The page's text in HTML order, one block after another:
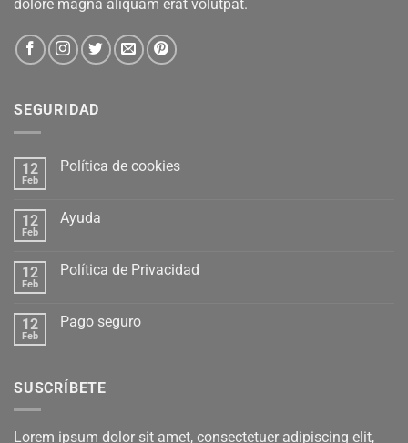
dolore magna aliquam erat volutpat.
SEGURIDAD
12
Feb
Política de cookies
12
Feb
Ayuda
12
Feb
Política de Privacidad
12
Feb
Pago seguro
SUSCRÍBETE
Lorem ipsum dolor sit amet, consectetuer adipiscing elit,